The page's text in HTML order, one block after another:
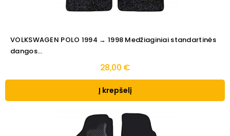
VOLKSWAGEN POLO 1994 → 1998 Medžiaginiai standartinės
dangos...
28,00 €
Į krepšelį